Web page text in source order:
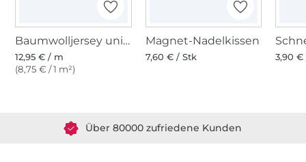
Baumwolljersey uni, dunkelflieder
12,95 € / m
(8,75 € / 1 m²)
Magnet-Nadelkissen
7,60 € / Stk 3,90 €